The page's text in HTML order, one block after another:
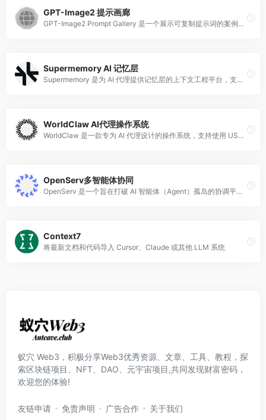
GPT-Image2 提示画廊
GPT-Image2 Prompt Gallery 是一个展示可复制提示词的案例站，支持视觉筛选和直接跳转 GitHub 链接，方便用户快速获取 AI 图像生成的灵感与素材。
Supermemory AI 记忆层
Supermemory 是为 AI 代理提供记忆层的上下文工程平台，支持企业 API、开发者插件和个人应用，能记住所有交互信息，提升 AI 应用的连续性和个性化体验。
WorldClaw AI代理操作系统
WorldClaw 是一款专为 AI 代理设计的操作系统，支持使用 USD1 或锁定 WLFI 代币获取 AI 代币套餐，并可通过 WorldRouter 调用 300+ 个 AI 模型。
OpenServ多智能体协同
OpenServ 是一个旨在打破 AI 智能体（Agent）孤岛的协调平台。它提供了一套完整的框架和协议，让不同框架编写的 AI Agent 能够无缝协作、共享数据并执行跨链任务。
Context7
将最新文档和代码导入 Cursor、Claude 或其他 LLM 系统
蚁穴 Web3，积极分享Web3优秀资源、文章、工具、教程，探
索区块链项目、NFT、DAO、元宇宙项目,共同发现财富密码，
欢迎您的体验!
友链申请 免责声明 广告合作 关于我们